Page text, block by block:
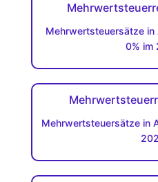
Mehrwertsteuersätze in
0% im
Mehrwertsteuersätze in